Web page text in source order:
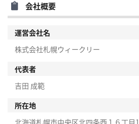
会社概要
運営会社名
株式会社札幌ウィークリー
代表者
吉田 成範
所在地